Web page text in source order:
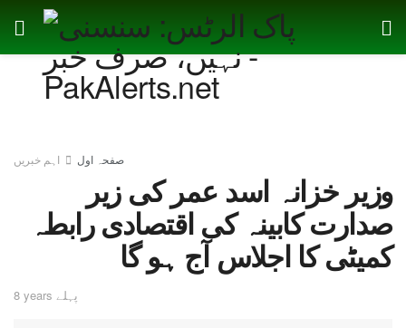
صفحہ اول اہم خبریں
وزیر خزانہ اسد عمر کی زیر
صدارت کابینہ کی اقتصادی رابطہ
کمیٹی کا اجلاس آج ہو گا
8 years پہلے